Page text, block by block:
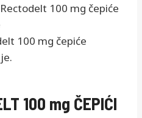
100 mg čepiće
100 mg čepiće
100 mg ČEPIĆI